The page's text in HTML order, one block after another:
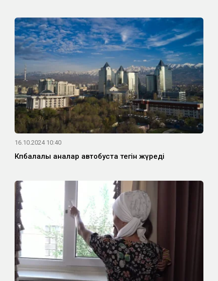
16.10.2024 10:40
Көпбалалы аналар автобуста тегін жүреді